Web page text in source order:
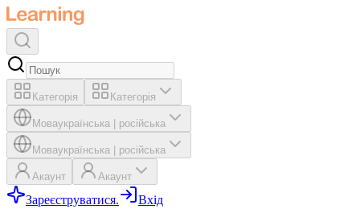
Категорія Категорія
Моваукраїнська російська
Моваукраїнська російська
Акаунт Акаунт
Зареєструватися. Вхід